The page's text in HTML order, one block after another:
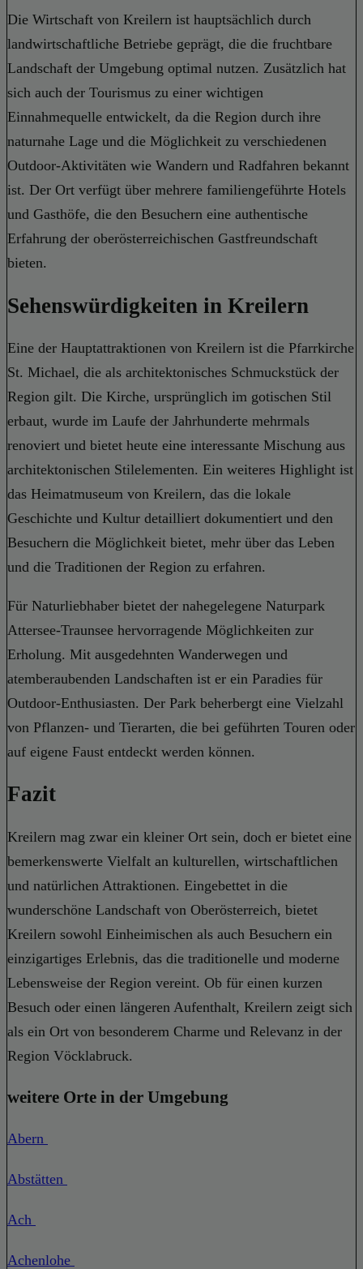
Die Wirtschaft von Kreilern ist hauptsächlich durch
landwirtschaftliche Betriebe geprägt, die die fruchtbare
Landschaft der Umgebung optimal nutzen. Zusätzlich hat
sich auch der Tourismus zu einer wichtigen
Einnahmequelle entwickelt, da die Region durch ihre
naturnahe Lage und die Möglichkeit zu verschiedenen
Outdoor-Aktivitäten wie Wandern und Radfahren bekannt
ist. Der Ort verfügt über mehrere familiengeführte Hotels
und Gasthöfe, die den Besuchern eine authentische
Erfahrung der oberösterreichischen Gastfreundschaft
bieten.
Sehenswürdigkeiten in Kreilern
Eine der Hauptattraktionen von Kreilern ist die Pfarrkirche
St. Michael, die als architektonisches Schmuckstück der
Region gilt. Die Kirche, ursprünglich im gotischen Stil
erbaut, wurde im Laufe der Jahrhunderte mehrmals
renoviert und bietet heute eine interessante Mischung aus
architektonischen Stilelementen. Ein weiteres Highlight ist
das Heimatmuseum von Kreilern, das die lokale
Geschichte und Kultur detailliert dokumentiert und den
Besuchern die Möglichkeit bietet, mehr über das Leben
und die Traditionen der Region zu erfahren.
Für Naturliebhaber bietet der nahegelegene Naturpark
Attersee-Traunsee hervorragende Möglichkeiten zur
Erholung. Mit ausgedehnten Wanderwegen und
atemberaubenden Landschaften ist er ein Paradies für
Outdoor-Enthusiasten. Der Park beherbergt eine Vielzahl
von Pflanzen- und Tierarten, die bei geführten Touren oder
auf eigene Faust entdeckt werden können.
Fazit
Kreilern mag zwar ein kleiner Ort sein, doch er bietet eine
bemerkenswerte Vielfalt an kulturellen, wirtschaftlichen
und natürlichen Attraktionen. Eingebettet in die
wunderschöne Landschaft von Oberösterreich, bietet
Kreilern sowohl Einheimischen als auch Besuchern ein
einzigartiges Erlebnis, das die traditionelle und moderne
Lebensweise der Region vereint. Ob für einen kurzen
Besuch oder einen längeren Aufenthalt, Kreilern zeigt sich
als ein Ort von besonderem Charme und Relevanz in der
Region Vöcklabruck.
weitere Orte in der Umgebung
Abern
Abstätten
Ach
Achenlohe